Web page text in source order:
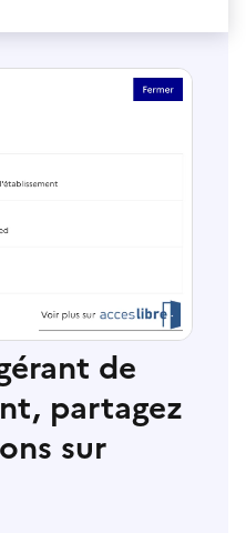
de
partagez
sur